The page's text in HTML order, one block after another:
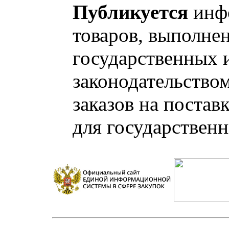
Публикуется
товаров,
заказов на
для